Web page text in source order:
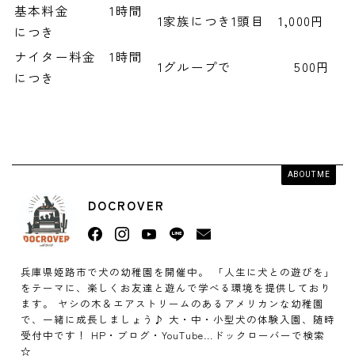
基本料金 1時間
につき
1家族につき1頭目 1,000円
ナイター料金 1時間
につき
1グループで 500円
ABOUT ME
DOCROVER
兵庫県姫路市で犬の幼稚園を開催中。 「人生に犬との遊びを」
をテーマに、楽しくお友達と遊んで学べる環境を提供しており
ます。 ヤシの木＆エアストリームのあるアメリカンな幼稚園
で、一緒に成長しましょう♪ 大・中・小型犬の体験入園、随時
受付中です！ HP・ブログ・YouTube…ドックローバーで検索
☆